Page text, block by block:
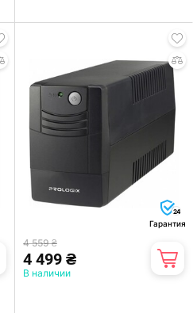
24
Гарантия
4 559 ₴
4 499 ₴
В наличии